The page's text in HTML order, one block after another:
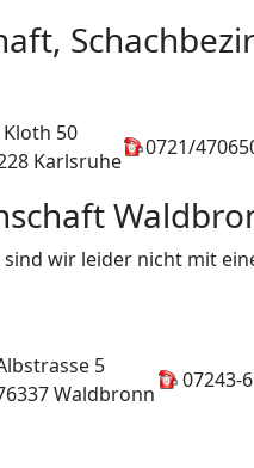
50
Karlsruhe
0721/
sind wir leider nicht mit
5
Waldbronn
07243-